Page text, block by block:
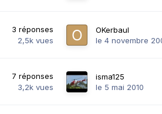
3 réponses
2,5k vues
OKerbaul
le 4 novembre
7 réponses
3,2k vues
isma125
le 5 mai 2010